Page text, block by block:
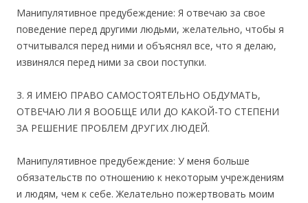
Манипулятивное предубеждение: Я отвечаю за свое
поведение перед другими людьми, желательно, чтобы я
отчитывался перед ними и объяснял все, что я делаю,
извинялся перед ними за свои поступки.
3. Я ИМЕЮ ПРАВО САМОСТОЯТЕЛЬНО ОБДУМАТЬ,
ОТВЕЧАЮ ЛИ Я ВООБЩЕ ИЛИ ДО КАКОЙ-ТО СТЕПЕНИ
ЗА РЕШЕНИЕ ПРОБЛЕМ ДРУГИХ ЛЮДЕЙ.
Манипулятивное предубеждение: У меня больше
обязательств по отношению к некоторым учреждениям
и людям, чем к себе. Желательно пожертвовать моим